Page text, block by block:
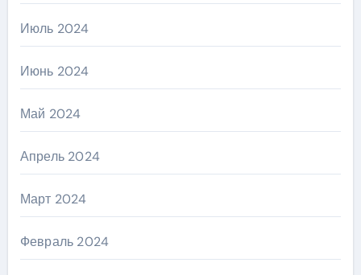
Июль 2024
Июнь 2024
Май 2024
Апрель 2024
Март 2024
Февраль 2024